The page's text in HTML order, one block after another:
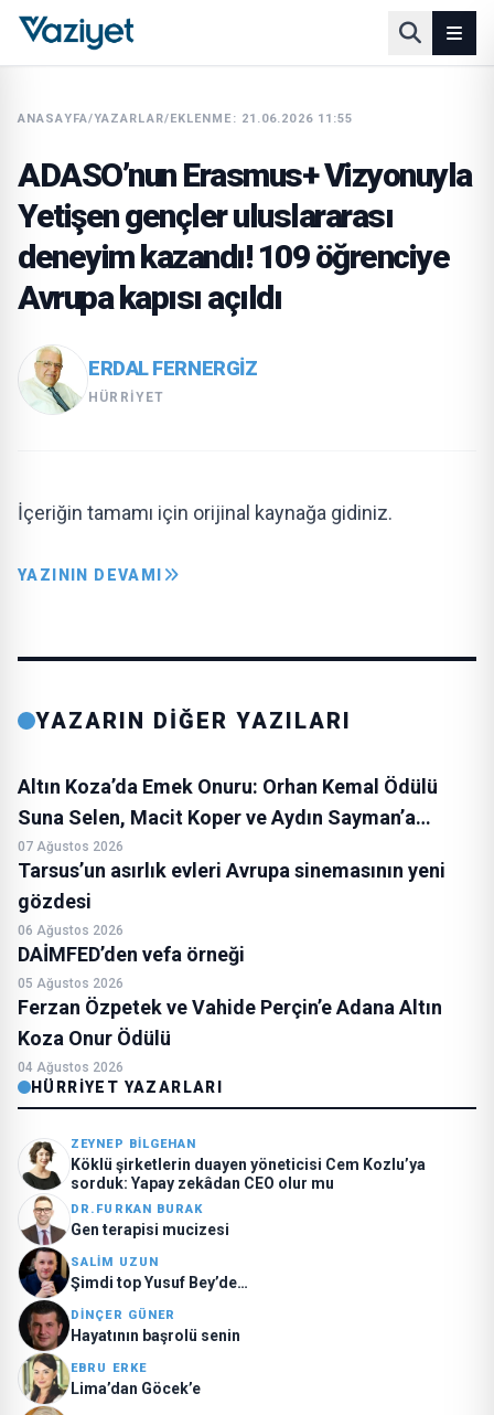
ANASAYFA/YAZARLAR/EKLENME: 21.06.2026 11:55
ADASO’nun Erasmus+ Vizyonuyla
Yetişen gençler uluslararası
deneyim kazandı! 109 öğrenciye
Avrupa kapısı açıldı
ERDAL FERNERGIZ
HÜRRIYET
İçeriğin tamamı için orijinal kaynağa gidiniz.
YAZININ DEVAMI
YAZARIN DİĞER YAZILARI
Altın Koza’da Emek Onuru: Orhan Kemal Ödülü
Suna Selen, Macit Koper ve Aydın Sayman’a…
07 Ağustos 2026
Tarsus’un asırlık evleri Avrupa sinemasının yeni
gözdesi
06 Ağustos 2026
DAİMFED’den vefa örneği
05 Ağustos 2026
Ferzan Özpetek ve Vahide Perçin’e Adana Altın
Koza Onur Ödülü
04 Ağustos 2026
HÜRRIYET YAZARLARI
ZEYNEP BİLGEHAN
Köklü şirketlerin duayen yöneticisi Cem Kozlu’ya
sorduk: Yapay zekâdan CEO olur mu
DR.FURKAN BURAK
Gen terapisi mucizesi
SALIM UZUN
Şimdi top Yusuf Bey’de…
DINÇER GÜNER
Hayatının başrolü senin
EBRU ERKE
Lima’dan Göcek’e